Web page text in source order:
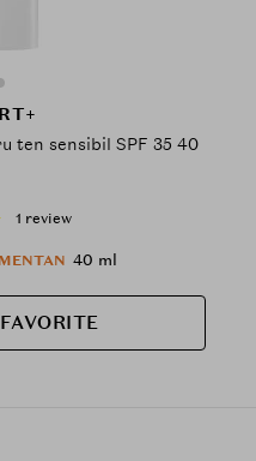
ten sensibil SPF 35 40
1 review
40 ml